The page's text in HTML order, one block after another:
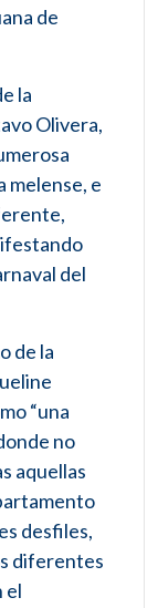
de
la
Olivera,
melense, e
del
de la
“una
no
aquellas
desfiles,
diferentes
el